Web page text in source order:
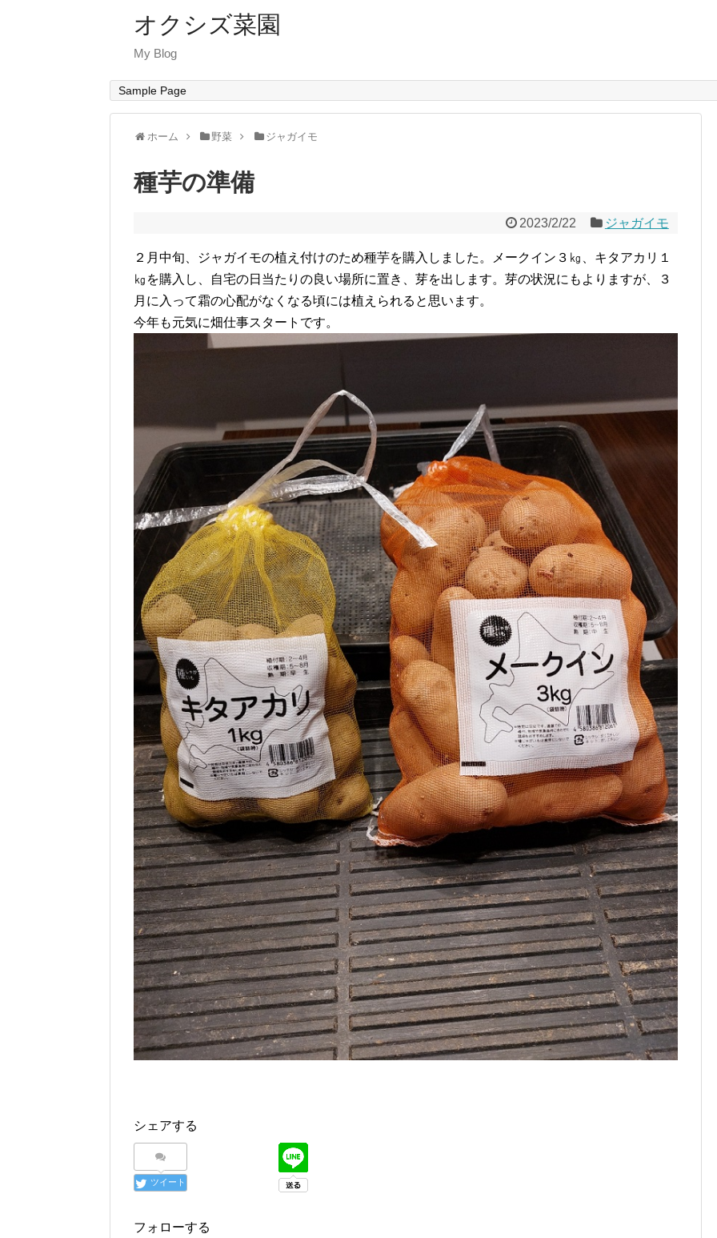
オクシズ菜園
My Blog
Sample Page
ホーム 野菜 ジャガイモ
種芋の準備
2023/2/22 ジャガイモ
２月中旬、ジャガイモの植え付けのため種芋を購入しました。メークイン３㎏、キタアカリ１
㎏を購入し、自宅の日当たりの良い場所に置き、芽を出します。芽の状況にもよりますが、３
月に入って霜の心配がなくなる頃には植えられると思います。
今年も元気に畑仕事スタートです。
シェアする
ツイート
フォローする